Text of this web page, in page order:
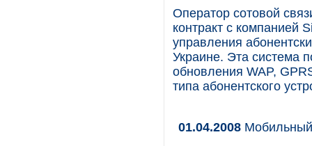
Оператор сотовой
контракт с компанией
управления
Украине. Эта система
обновления WAP,
типа абонентского
01.04.2008